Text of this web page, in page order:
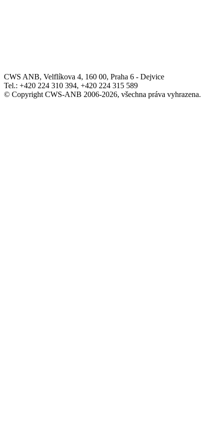
CWS ANB, Velflíkova 4, 160 00, Praha 6 - Dejvice
Tel.: +420 224 310 394, +420 224 315 589
© Copyright CWS-ANB 2006-2026, všechna práva vyhrazena.